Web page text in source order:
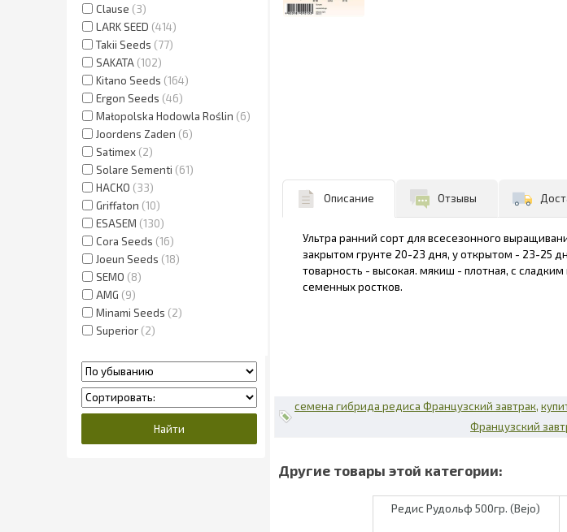
Clause
3
LARK SEED 414
Takii Seeds
77
SAKATA 102
Kitano Seeds 164
Ergon Seeds 46
Małopolska Hodowla Roślin
6
Joordens Zaden
6
Satimex 2
Solare Sementi
61
НАСКО
33
Griffaton 10
ESASEM 130
Cora Seeds 16
Joeun Seeds 18
SEMO
8
AMG
9
Minami Seeds
2
Superior 2
Описание Отзывы
Ультра ранний сорт для всесезонного
закрытом грунте 20-23 дня, у открытом - 23-25
товарность - высокая. мякиш - плотная, с
семенных ростков.
семена гибрида редиса Французский завтрак
Французский
Редис Рудольф 500гр. (Bejo)